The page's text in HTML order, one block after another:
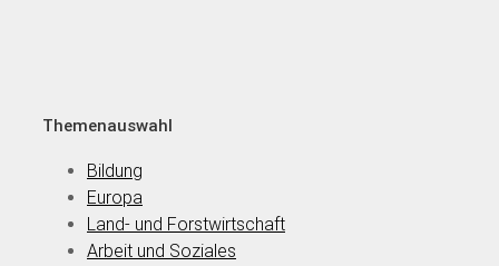
Themenauswahl
Bildung
Europa
Land- und Forstwirtschaft
Arbeit und Soziales